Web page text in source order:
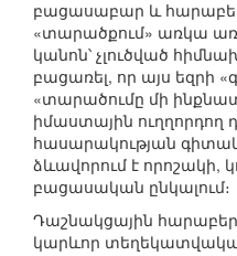
բացասաբար և
«տարածքում» առկա
կանոն՝ չլուծված
բացառել, որ այս եզրի
«տարածումը մի
իմաստային ուղղորդող
հասարակության
ձևավորում է որոշակի,
բացասական ընկալում։
Դաշնակցային
կարևոր